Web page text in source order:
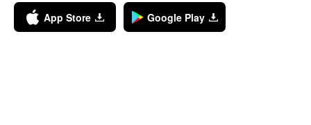
App Store Google Play